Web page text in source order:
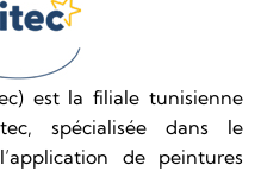
est la filiale tunisienne
spécialisée dans le
de peintures